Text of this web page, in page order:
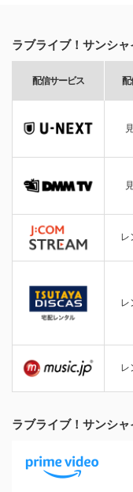
ラブライブ！サンシ
配信サービス 配
レ
レ
レ
ラブライブ！サンシ